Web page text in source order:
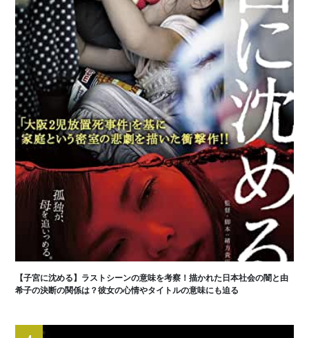
【子宮に沈める】ラストシーンの意味を考察！描かれた日本社会の闇と由
希子の決断の関係は？彼女の心情やタイトルの意味にも迫る